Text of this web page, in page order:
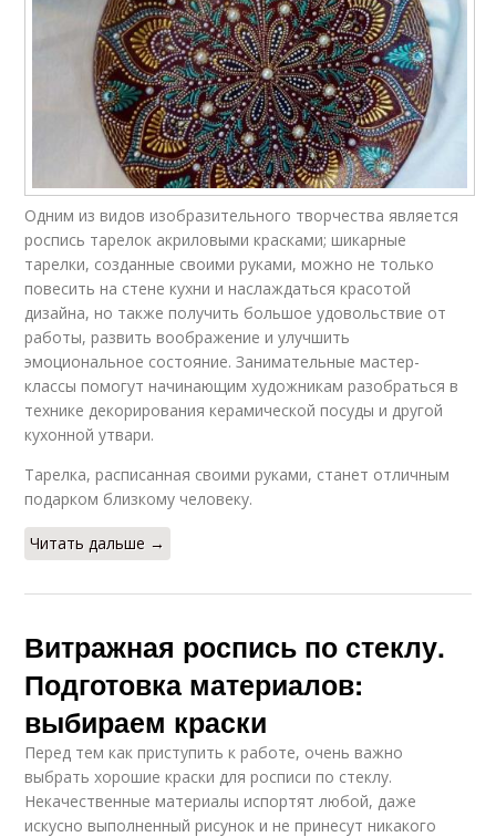
Одним из видов изобразительного творчества является
роспись тарелок акриловыми красками; шикарные
тарелки, созданные своими руками, можно не только
повесить на стене кухни и наслаждаться красотой
дизайна, но также получить большое удовольствие от
работы, развить воображение и улучшить
эмоциональное состояние. Занимательные мастер-
классы помогут начинающим художникам разобраться в
технике декорирования керамической посуды и другой
кухонной утвари.
Тарелка, расписанная своими руками, станет отличным
подарком близкому человеку.
Читать дальше →
Витражная роспись по стеклу.
Подготовка материалов:
выбираем краски
Перед тем как приступить к работе, очень важно
выбрать хорошие краски для росписи по стеклу.
Некачественные материалы испортят любой, даже
искусно выполненный рисунок и не принесут никакого